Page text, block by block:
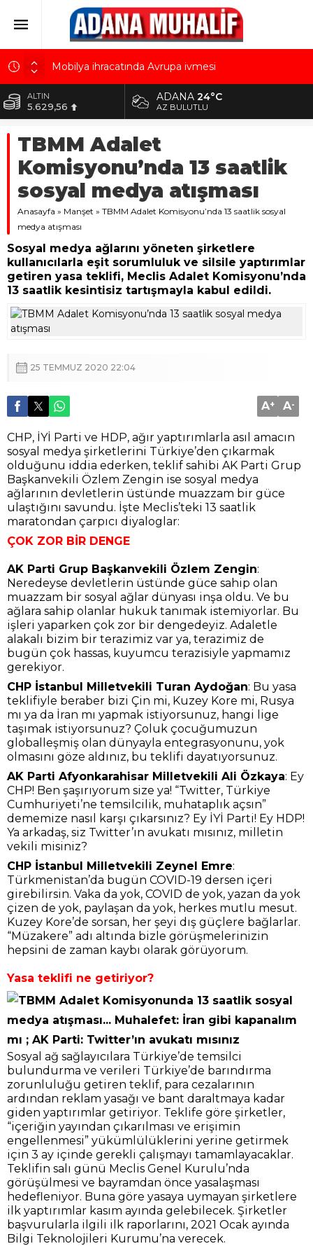
Mobilya ihracatında Avrupa ivmesi
Göz için “Akıllı Mercek” herkes için uygun mu?
AK Parti İl Başkanı Özkan: Adanalıların bir metrekare
malını kimseye yedirmeyiz!
Hacı Karaaslan’ın kiraladığı arsanın resmi kiracısı
bakın kim çıktı!
Kuru meyve sektörü 2 milyar dolar ihracat hedefi
için Ankara’dan destek istedi
ALTIN
5.629,56
10.824,63
DOLAR
42,2340
48,8802
ADANA24°C
AZ BULUTLU
TBMM Adalet
Komisyonu’nda 13 saatlik
sosyal medya atışması
Anasayfa » Manşet » TBMM Adalet Komisyonu’nda 13 saatlik sosyal
medya atışması
Sosyal medya ağlarını yöneten şirketlere
kullanıcılarla eşit sorumluluk ve silsile yaptırımlar
getiren yasa teklifi, Meclis Adalet Komisyonu’nda
13 saatlik kesintisiz tartışmayla kabul edildi.
25 TEMMUZ 2020 22:04
A+ A-
CHP, İYİ Parti ve HDP, ağır yaptırımlarla asıl amacın
sosyal medya şirketlerini Türkiye’den çıkarmak
olduğunu iddia ederken, teklif sahibi AK Parti Grup
Başkanvekili Özlem Zengin ise sosyal medya
ağlarının devletlerin üstünde muazzam bir güce
ulaştığını savundu. İşte Meclis’teki 13 saatlik
maratondan çarpıcı diyaloglar:
ÇOK ZOR BİR DENGE
AK Parti Grup Başkanvekili Özlem Zengin:
Neredeyse devletlerin üstünde güce sahip olan
muazzam bir sosyal ağlar dünyası inşa oldu. Ve bu
ağlara sahip olanlar hukuk tanımak istemiyorlar. Bu
işleri yaparken çok zor bir dengedeyiz. Adaletle
alakalı bizim bir terazimiz var ya, terazimiz de
bugün çok hassas, kuyumcu terazisiyle yapmamız
gerekiyor.
CHP İstanbul Milletvekili Turan Aydoğan: Bu yasa
teklifiyle beraber bizi Çin mi, Kuzey Kore mi, Rusya
mı ya da İran mı yapmak istiyorsunuz, hangi lige
taşımak istiyorsunuz? Çoluk çocuğumuzun
globalleşmiş olan dünyayla entegrasyonunu, yok
olmasını göze aldınız, bu teklifi dayatıyorsunuz.
AK Parti Afyonkarahisar Milletvekili Ali Özkaya: Ey
CHP! Ben şaşırıyorum size ya! “Twitter, Türkiye
Cumhuriyeti’ne temsilcilik, muhataplık açsın”
dememize nasıl karşı çıkarsınız? Ey İYİ Parti! Ey HDP!
Ya arkadaş, siz Twitter’ın avukatı mısınız, milletin
vekili misiniz?
CHP İstanbul Milletvekili Zeynel Emre:
Türkmenistan’da bugün COVID-19 dersen içeri
girebilirsin. Vaka da yok, COVID de yok, yazan da yok
çizen de yok, paylaşan da yok, herkes mutlu mesut.
Kuzey Kore’de sorsan, her şeyi dış güçlere bağlarlar.
“Müzakere” adı altında bizle görüşmelerinizin
hepsini de zaman kaybı olarak görüyorum.
Yasa teklifi ne getiriyor?
Sosyal ağ sağlayıcılara Türkiye’de temsilci
bulundurma ve verileri Türkiye’de barındırma
zorunluluğu getiren teklif, para cezalarının
ardından reklam yasağı ve bant daraltmaya kadar
giden yaptırımlar getiriyor. Teklife göre şirketler,
“içeriğin yayından çıkarılması ve erişimin
engellenmesi” yükümlülüklerini yerine getirmek
için 3 ay içinde gerekli çalışmayı tamamlayacaklar.
Teklifin salı günü Meclis Genel Kurulu’nda
görüşülmesi ve bayramdan önce yasalaşması
hedefleniyor. Buna göre yasaya uymayan şirketlere
ilk yaptırımlar kasım ayında gelebilecek. Şirketler
başvurularla ilgili ilk raporlarını, 2021 Ocak ayında
Bilgi Teknolojileri Kurumu’na verecek.